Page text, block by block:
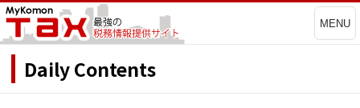
MENU
Daily Contents